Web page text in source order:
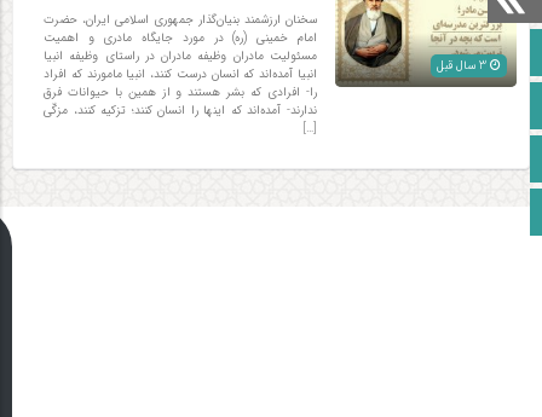
صفحه نخست
سخنان ارزشمند بنیان‌گذار جمهوری اسلامی ایران، حضرت
امام خمینی (ره) در مورد جایگاه مادری و اهمیت
مسئولیت مادران وظیفه مادران در راستای وظیفه انبیا
انبیا آمده‌اند که انسان درست کنند، انبیا مامورند که افراد
را- افرادی که بشر هستند و از همین با حیوانات فرق
ندارند- آمده‌اند که اینها را انسان کنند؛ تزکیه کنند، مزکّی‌
[…]